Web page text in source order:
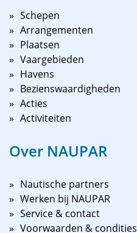
Schepen
Arrangementen
Plaatsen
Vaargebieden
Havens
Bezienswaardigheden
Acties
Activiteiten
Over NAUPAR
Nautische partners
Werken bij NAUPAR
Service & contact
Voorwaarden & condities